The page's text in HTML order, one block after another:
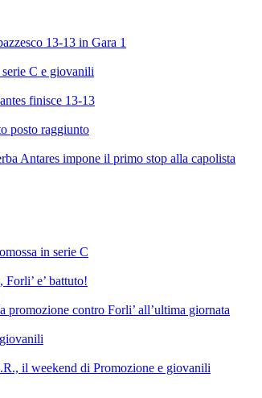
13-13 in Gara 1
C e giovanili
finisce 13-13
posto raggiunto
Antares impone il primo stop alla capolista
in serie C
e’ battuto!
promozione contro Forli’ all’ultima giornata
il weekend di Promozione e giovanili